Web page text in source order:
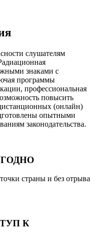
слушателям
знаками с
программы
профессиональная
повысить
(онлайн)
опытными
законодательства.
страны и без отрыва
К